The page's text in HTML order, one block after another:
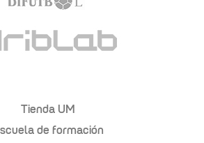
Tienda UM
de formación